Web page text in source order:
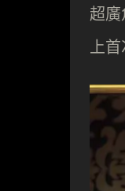
超
上